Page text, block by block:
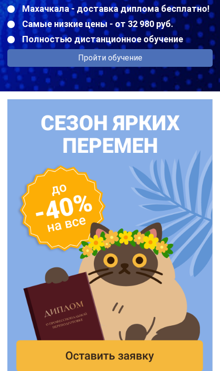
Махачкала - доставка диплома бесплатно!
Самые низкие цены - от 32 980 руб.
Полностью дистанционное обучение
Пройти обучение